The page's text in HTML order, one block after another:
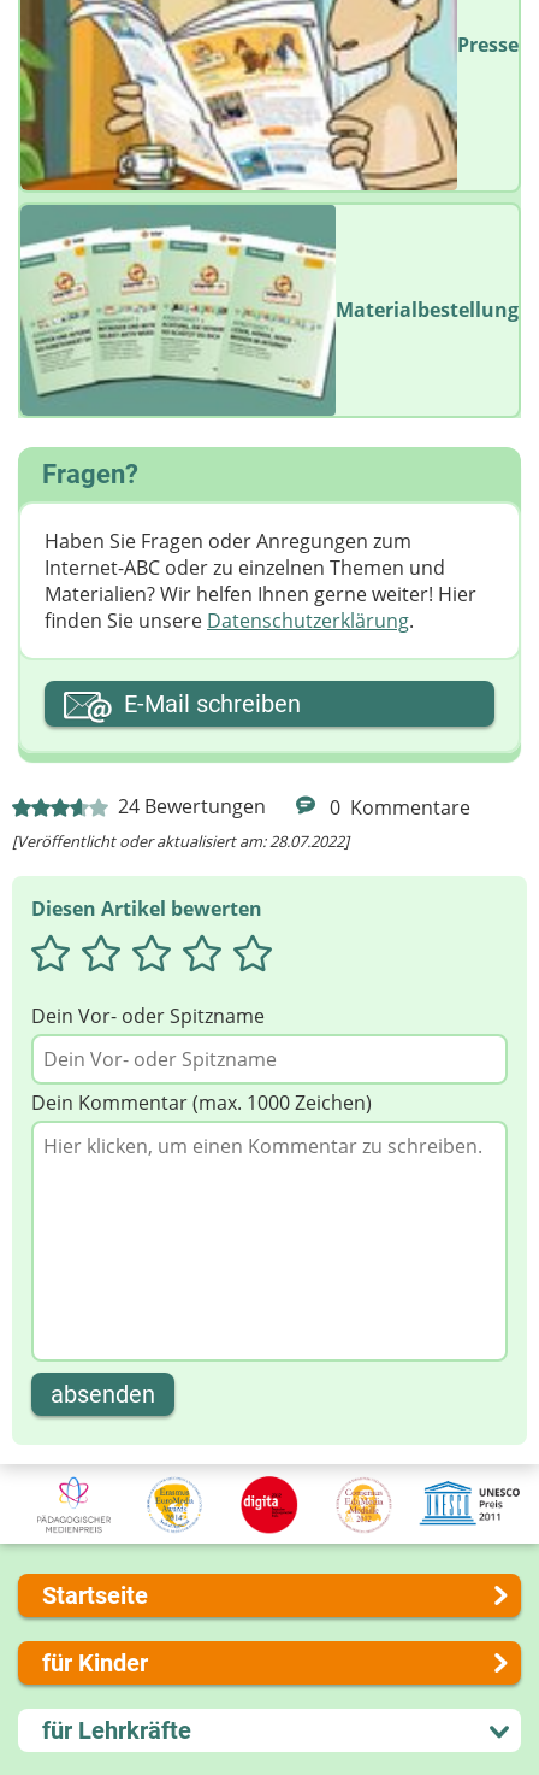
24 Bewertungen 0 Kommentare
[Veröffentlicht oder aktualisiert am: 28.07.2022]
Diesen Artikel bewerten
Dein Vor- oder Spitzname
Dein Kommentar (max. 1000 Zeichen)
absenden
Presse
Materialbestellung
Fragen?
Haben Sie Fragen oder Anregungen zum
Internet-ABC oder zu einzelnen Themen und
Materialien? Wir helfen Ihnen gerne weiter! ​Hier
finden Sie unsere Datenschutzerklärung.
Ihre E-Mail-Adresse
Ihre Nachricht
E-Mail schreiben
Startseite
Über uns
Presse
Kontakt
Impressum
für Kinder
Lernen und Schule
Hobby und Freizeit
für Lehrkräfte